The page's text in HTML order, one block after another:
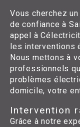
Vous cherchez
de confiance à
appel à
les interventions
Nous mettons à
professionnels
problèmes
domicile, votre
Intervention
Grâce à notre